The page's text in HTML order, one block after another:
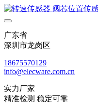
广东省
深圳市龙岗区
18675570129
info@elecware.com.cn
实力厂家
精准检测 稳定可靠